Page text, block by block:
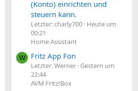
(Konto) einrichten und
steuern kann.
Letzter: charly700 Heute um
00:21
Home Assistant
W Fritz App Fon
Letzter: Werner Gestern um
22:44
AVM Fritz!Box